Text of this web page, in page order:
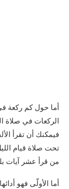
أما حول كم ركعة
الركعات في صلاة
فيمكنك أن تقرأ
تحت صلاة قيام
من قرأ عشر آيات
أما الأولّى فهو